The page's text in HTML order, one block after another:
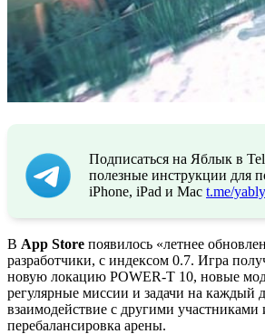
Подписаться на Яблык в
полезные инструкции для
iPhone, iPad и Mac t.me/
В App Store появилось «летнее
разработчики, с индексом 0.7. Игра
новую локацию POWER-T 10, новые
регулярные миссии и задачи на каждый
взаимодействие с другими участниками
перебалансировка арены.